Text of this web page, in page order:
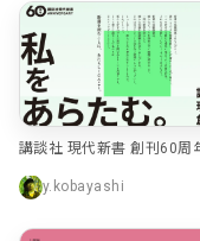
講談社 現代新書 創刊60周
y.kobayashi